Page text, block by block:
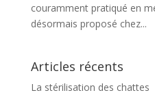
couramment pratiqué en
désormais proposé chez...
Articles récents
La stérilisation des chattes